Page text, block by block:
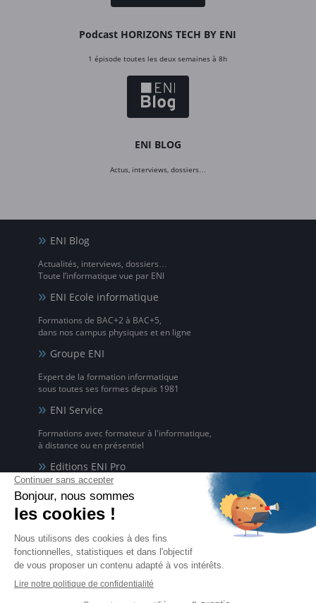
Podcast HORIZONS TECH BY ENI
1 épisode toutes les deux semaines à 8h
ENI BLOG
Actus, interviews, dossiers…
ENI Blog
Actualités, interviews, dossiers…
Toute l’informatique vue par ENI
ENI Ecole informatique
Formations de BAC+2 à BAC+5,
dans nos campus physiques et en ligne
Groupe ENI
Expert de la formation informatique
sous toutes ses formes depuis 1981
ENI Service
Formations avec formateur à l'informatique,
à distance ou en présentiel
Editions ENI Pro
pour les organismes de formation
ENI elearning
La solution de formation à l'informatique en ligne,
disponible en 5 langues
Certifications ENI